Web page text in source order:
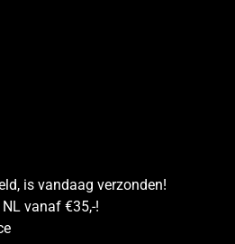
is vandaag verzonden!
vanaf €35,-!